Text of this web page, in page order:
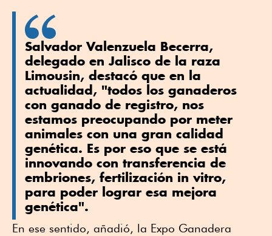
Salvador Valenzuela Becerra,
delegado en Jalisco de la raza
Limousin, destacó que en la
actualidad, "todos los ganaderos
con ganado de registro, nos
estamos preocupando por meter
animales con una gran calidad
genética. Es por eso que se está
innovando con transferencia de
embriones, fertilización in vitro,
para poder lograr esa mejora
genética".
En ese sentido, añadió, la Expo Ganadera